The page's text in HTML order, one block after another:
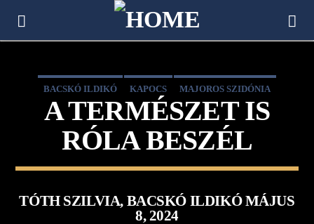
BACSKÓ ILDIKÓ KAPOCS MAJOROS SZIDÓNIA
TÓTH SZILVIA
A TERMÉSZET IS
RÓLA BESZÉL
TÓTH SZILVIA, BACSKÓ ILDIKÓ MÁJUS
8, 2024